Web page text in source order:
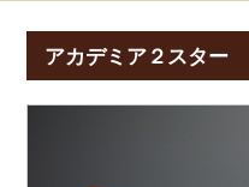
アカデミア２スター